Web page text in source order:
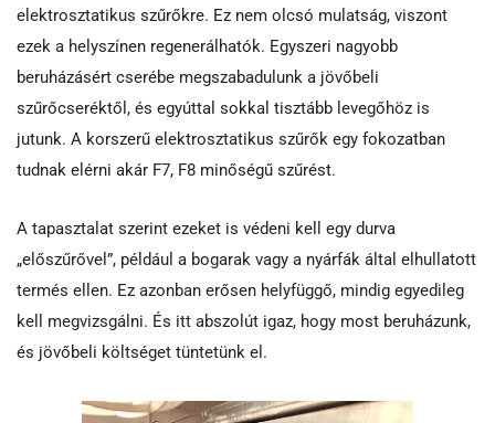
elektrosztatikus szűrőkre. Ez nem olcsó mulatság, viszont
ezek a helyszínen regenerálhatók. Egyszeri nagyobb
beruházásért cserébe megszabadulunk a jövőbeli
szűrőcseréktől, és egyúttal sokkal tisztább levegőhöz is
jutunk. A korszerű elektrosztatikus szűrők egy fokozatban
tudnak elérni akár F7, F8 minőségű szűrést.
A tapasztalat szerint ezeket is védeni kell egy durva
„előszűrővel”, például a bogarak vagy a nyárfák által elhullatott
termés ellen. Ez azonban erősen helyfüggő, mindig egyedileg
kell megvizsgálni. És itt abszolút igaz, hogy most beruházunk,
és jövőbeli költséget tüntetünk el.